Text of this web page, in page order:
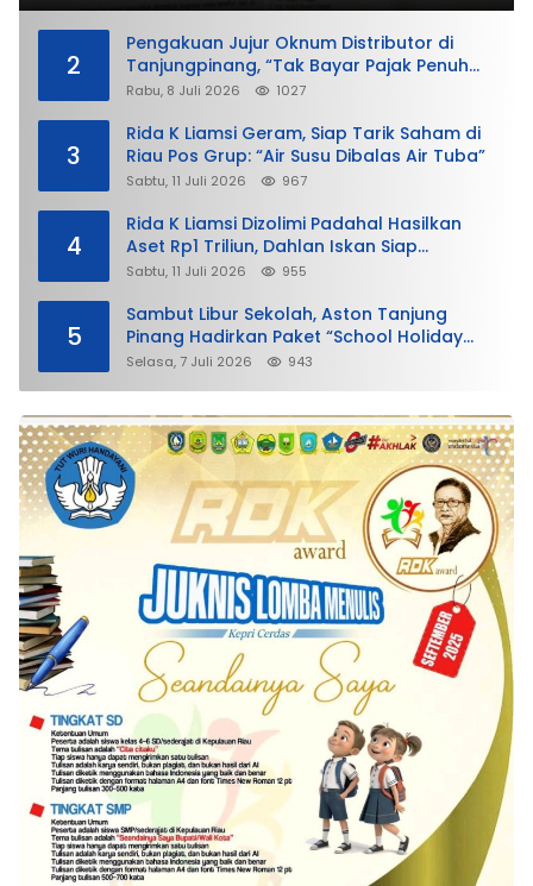
2
Pengakuan Jujur Oknum Distributor di
Tanjungpinang, “Tak Bayar Pajak Penuh
demi Untung”
Rabu, 8 Juli 2026 1027
3
Rida K Liamsi Geram, Siap Tarik Saham di
Riau Pos Grup: “Air Susu Dibalas Air Tuba”
Sabtu, 11 Juli 2026 967
4
Rida K Liamsi Dizolimi Padahal Hasilkan
Aset Rp1 Triliun, Dahlan Iskan Siap
Membela
Sabtu, 11 Juli 2026 955
5
Sambut Libur Sekolah, Aston Tanjung
Pinang Hadirkan Paket “School Holiday
Getaway”
Selasa, 7 Juli 2026 943